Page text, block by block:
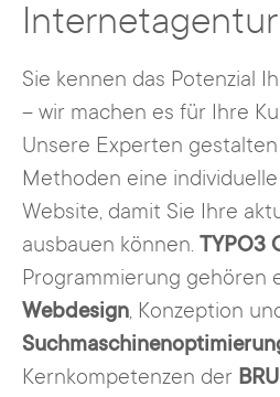
Sie kennen das Potenzial
– wir machen es für Ihre
Unsere Experten
Methoden eine
Website, damit Sie Ihre
ausbauen können. TYPO3
Programmierung gehören
Webdesign, Konzeption
Kernkompetenzen der